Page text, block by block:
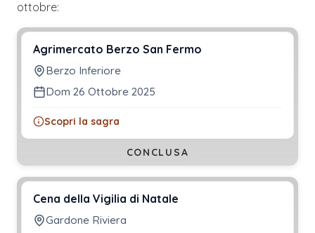
ottobre:
Agrimercato Berzo San Fermo
Berzo Inferiore
Dom 26 Ottobre 2025
Scopri la sagra
CONCLUSA
Cena della Vigilia di Natale
Gardone Riviera